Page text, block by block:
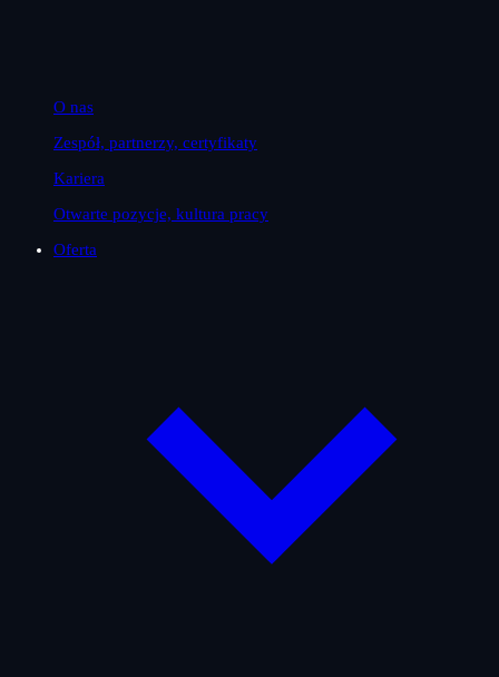
O nas
Zespół, partnerzy, certyfikaty
Kariera
Otwarte pozycje, kultura pracy
Oferta